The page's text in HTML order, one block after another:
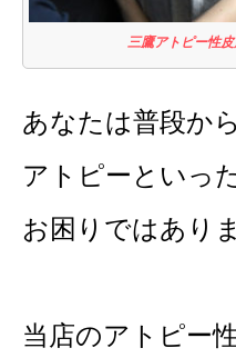
三鷹アトピー性
あなたは普段か
アトピーといっ
お困りではあり
当店のアトピー